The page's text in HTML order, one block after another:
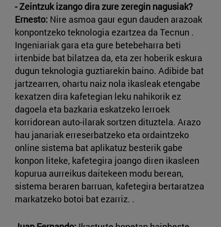
- Zeintzuk izango dira zure zeregin nagusiak?
Ernesto: Nire asmoa gaur egun dauden arazoak
konpontzeko teknologia ezartzea da Tecnun .
Ingeniariak gara eta gure betebeharra beti
irtenbide bat bilatzea da, eta zer hoberik eskura
dugun teknologia guztiarekin baino. Adibide bat
jartzearren, ohartu naiz nola ikasleak etengabe
kexatzen dira kafetegian leku nahikorik ez
dagoela eta bazkaria eskatzeko lerroek
korridorean auto-ilarak sortzen dituztela. Arazo
hau janariak erreserbatzeko eta ordaintzeko
online sistema bat aplikatuz besterik gabe
konpon liteke, kafetegira joango diren ikasleen
kopurua aurreikus daitekeen modu berean,
sistema beraren barruan, kafetegira bertaratzea
markatzeko botoi bat ezarriz. .